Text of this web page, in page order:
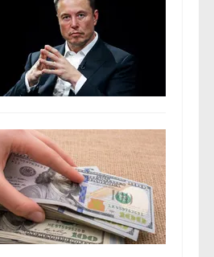
Infographic
Góc ảnh
Công nghệ
Hitech Công nghệ tương lai
Sản phẩm
Thị trường
Tư vấn